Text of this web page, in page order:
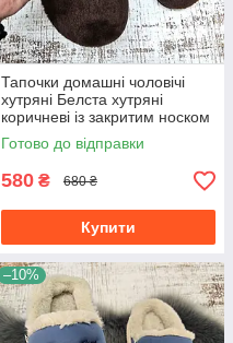
Тапочки домашні чоловічі
хутряні Белста хутряні
коричневі із закритим носком
6064
Готово до відправки
580 ₴ 680 ₴
Купити
–10%